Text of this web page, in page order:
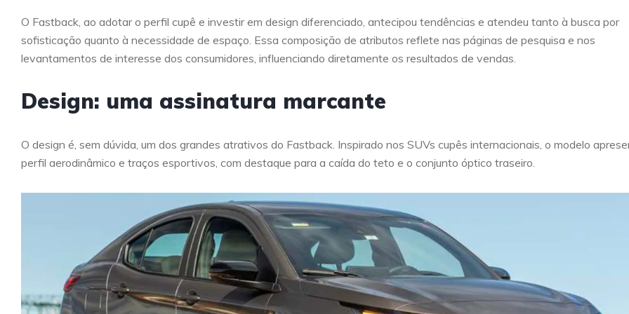
O Fastback, ao adotar o perfil cupê e investir em design diferenciado, antecipou tendências e atendeu tanto à busca por
sofisticação quanto à necessidade de espaço. Essa composição de atributos reflete nas páginas de pesquisa e nos
levantamentos de interesse dos consumidores, influenciando diretamente os resultados de vendas.
Design: uma assinatura marcante
O design é, sem dúvida, um dos grandes atrativos do Fastback. Inspirado nos SUVs cupês internacionais, o modelo
perfil aerodinâmico e traços esportivos, com destaque para a caída do teto e o conjunto óptico traseiro.